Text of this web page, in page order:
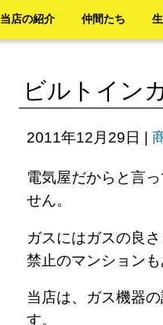
当店の紹介 仲間たち
ビルトイン
2011年12月29日
電気屋だからと言
せん。
ガスにはガスの良
禁止のマンションも
当店は、ガス機器
す。